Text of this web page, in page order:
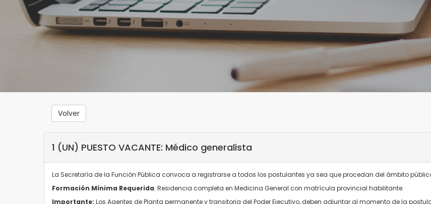
Volver
1 (UN) PUESTO VACANTE: Médico generalista
La Secretaría de la Función Pública convoca a registrarse a todos los postulantes ya sea que procedan del ámbito
Formación Mínima Requerida: Residencia completa en Medicina General con matrícula provincial habilitante.
Importante: Los Agentes de Planta permanente y transitoria del Poder Ejecutivo, deben adjuntar al momento de la